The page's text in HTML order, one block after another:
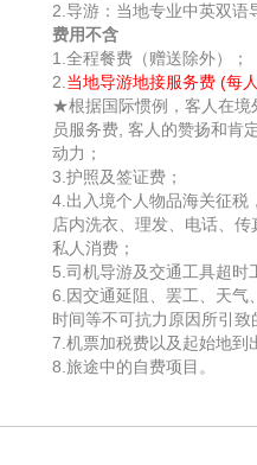
2.导游：当地专业中英双语
费用不含
1.全程餐费（赠送除外）；
2.当地导游地接服务费 (每
★根据国际惯例，客人在境
员服务费, 客人的赞扬和肯
动力；
3.护照及签证费；
4.出入境个人物品海关征税
店内洗衣、理发、电话、
私人消费；
5.司机导游及交通工具超时
6.因交通延阻、罢工、天气
时间等不可抗力原因所引致
7.机票加税费以及起始地到
8.旅途中的自费项目。